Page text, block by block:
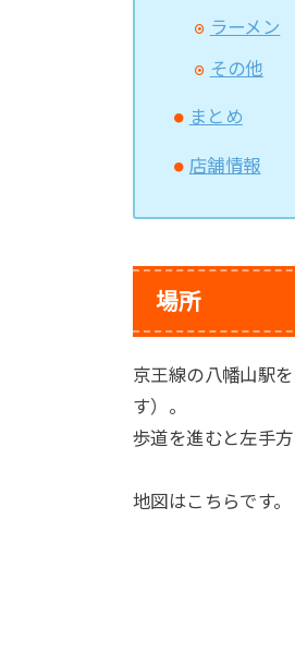
ラーメン
その他
まとめ
店舗情報
場所
京王線の八幡山駅
す）。
歩道を進むと左手
地図はこちらです。